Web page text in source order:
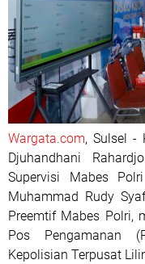
Wargata.com, Sulsel -
Djuhandhani
Supervisi Mabes
Muhammad Rudy
Preemtif Mabes Polri,
Pos Pengamanan
Kepolisian Terpusat